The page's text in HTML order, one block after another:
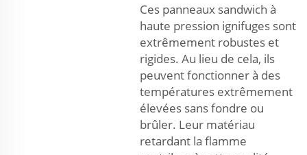
Ces panneaux sandwich à
haute pression ignifuges sont
extrêmement robustes et
rigides. Au lieu de cela, ils
peuvent fonctionner à des
températures extrêmement
élevées sans fondre ou
brûler. Leur matériau
retardant la flamme